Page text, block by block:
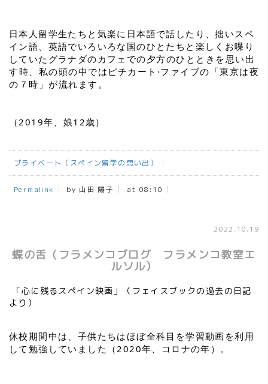
日本人留学生たちと気楽に日本語で話したり、拙いスペ
イン語、英語でいろいろな国のひとたちと楽しくお喋り
していた グラナダのカフェでの夕方のひとときを思い出
す時、私の頭の中ではピチカート·ファイブの「東京は夜
の７時」が流れます。
（2019年、娘12歳）
プライベート（スペイン留学の思い出）
Permalink by 山田 陽子 at 08:10
2022.10.19
蝶の舌（フラメンコブログ フラメンコ教室エ
ルソル）
「心に残るスペイン映画」（フェイスブックの過去の日記
より）
休校期間中は、子供たちはほぼ全科目を学習動画を利用
して勉強していました（2020年、コロナの年）。